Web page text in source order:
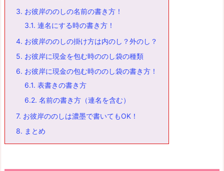
3. お彼岸ののしの名前の書き方！
3.1. 連名にする時の書き方！
4. お彼岸ののしの掛け方は内のし？外のし？
5. お彼岸に現金を包む時ののし袋の種類
6. お彼岸に現金の包む時ののし袋の書き方！
6.1. 表書きの書き方
6.2. 名前の書き方（連名を含む）
7. お彼岸ののしは濃墨で書いてもOK！
8. まとめ